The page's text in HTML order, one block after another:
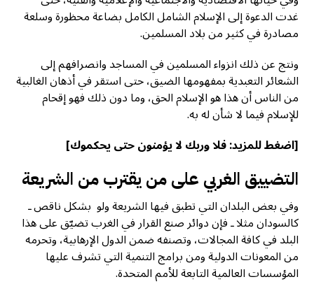
غدت الدعوة إلى الإسلام الشامل الكامل بضاعة محظورة وسلعة
مصادرة في كثير من بلاد المسلمين.
ونتج عن ذلك انزواء المسلمين في المساجد وانصرافهم إلى
الشعائر التعبدية بمفهومها الضيق، حتى استقر في أذهان الغالبية
من الناس أن هذا هو الإسلام الحق، وما دون ذلك فهو إقحام
للإسلام فيما لا شأن له به.
[اضغط للمزيد:فلا وربك لا يؤمنون حتى يحكموك]
التضييق الغربي على من يقترب من الشريعة
وفي بعض البلدان التي تطبق فيها الشريعة ولو بشكل ناقص ـ
كالسودان مثلا ـ فإن دوائر صنع القرار في الغرب تضيّق على هذا
البلد في كافة المجالات، وتصنفه ضمن الدول الإرهابية، وتحرمه
من المعونات الدولية ومن برامج التنمية التي تشرف عليها
المؤسسات العالمية التابعة للأمم المتحدة.